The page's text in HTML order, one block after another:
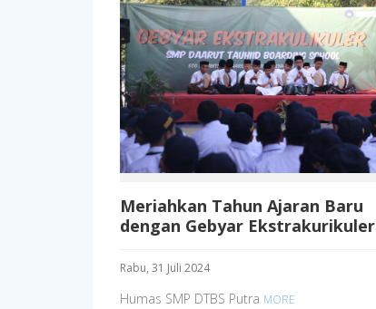
Meriahkan Tahun Ajaran Baru
dengan Gebyar Ekstrakurikuler
Rabu, 31 Juli 2024
Humas SMP DTBS Putra MORE